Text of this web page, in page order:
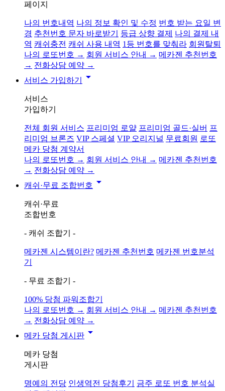
페이지
나의 번호내역 나의 정보 확인 및 수정 번호 받는 요일 변
경 추천번호 문자 바로받기 등급 상향 결제 나의 결제 내
역 캐쉬충전 캐쉬 사용 내역 1등 번호를 맞춰라 회원탈퇴
나의 로또번호 → 회원 서비스 안내 → 메카젠 추천번호
→ 전화상담 예약 →
서비스 가입하기
arrow_drop_down
서비스
가입하기
전체 회원 서비스 프리미엄 로얄 프리미엄 골드·실버 프
리미엄 브론즈 VIP 스페셜 VIP 오리지널 무료회원 로또
메카 당첨 계약서
나의 로또번호 → 회원 서비스 안내 → 메카젠 추천번호
→ 전화상담 예약 →
캐쉬·무료 조합번호 arrow_drop_down
캐쉬·무료
조합번호
- 캐쉬 조합기 -
메카젠 시스템이란? 메카젠 추천번호 메카젠 번호분석
기
- 무료 조합기 -
100% 당첨 파워조합기
나의 로또번호 → 회원 서비스 안내 → 메카젠 추천번호
→ 전화상담 예약 →
메카 당첨 게시판 arrow_drop_down
메카 당첨
게시판
명예의 전당 인생역전 당첨후기
금주 로또 번호 분석실